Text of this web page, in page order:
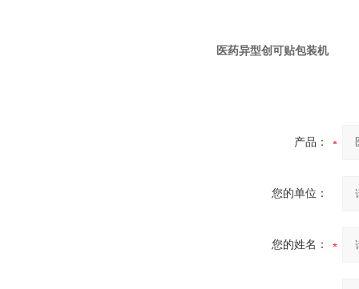
医药异型创可贴包装机
产品：
您的单位：
您的姓名：